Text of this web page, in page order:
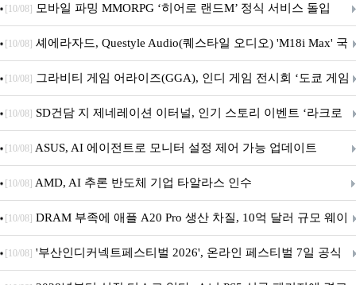
M.2 NVMe 디앤디컴 1TB
[10/08] 모바일 파밍 MMORPG ‘히어로 랜드M’ 정식 서비스 돌입
[10/08] 셰에라자드, Questyle Audio(퀘스타일 오디오) 'M18i Max' 국
내 정식 출시
[10/08] 그라비티 게임 어라이즈(GGA), 인디 게임 전시회 ‘도쿄 게임
던전 13’ 참가!
[10/08] SD건담 지 제네레이션 이터널, 인기 스토리 이벤트 ‘라크로
아의 용사’ 재개최 및 풍성한 기념 이벤트 실시!
[10/08] ASUS, AI 에이전트로 모니터 설정 제어 가능 업데이트
[10/08] AMD, AI 추론 반도체 기업 타알라스 인수
[10/08] DRAM 부족에 애플 A20 Pro 생산 차질, 10억 달러 규모 웨이
퍼 대기
[10/08] '부산인디커넥트페스티벌 2026', 온라인 페스티벌 7일 공식